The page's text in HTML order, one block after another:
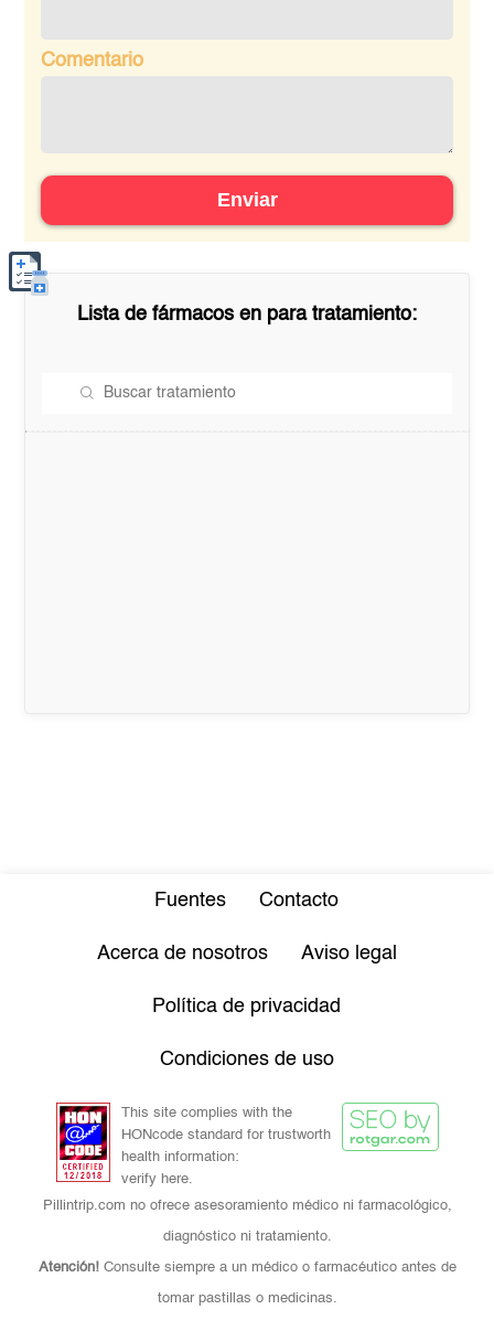
Comentario
Enviar
Lista de fármacos en para tratamiento:
Fuentes Contacto
Acerca de nosotros Aviso legal
Política de privacidad
Condiciones de uso
This site complies with the
HONcode standard for trustworth
health information:
verify here.
Pillintrip.com no ofrece asesoramiento médico ni farmacológico,
diagnóstico ni tratamiento.
Atención!Consulte siempre a un médico o farmacéutico antes de
tomar pastillas o medicinas.